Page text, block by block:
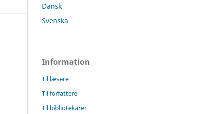
Dansk
Svenska
Information
Til læsere
Til forfattere
Til bibliotekarer